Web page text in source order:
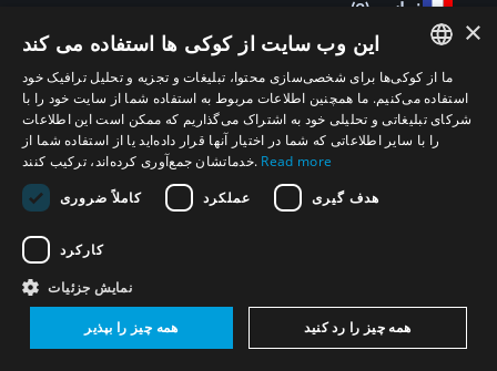
فرانسه (3)
پیمان جامع منع آزمایش‌های هسته‌ای 3
بریتانیا و ایرلند شمالی (4)
پیمان جامع منع آزمایش‌های هسته‌ای
پیمان جامع منع آزمایش‌های هسته‌ای
ENGLISH
ARABIC
× این وب سایت از کوکی ها استفاده می کند
ما از کوکی‌ها برای شخصی‌سازی محتوا، تبلیغات و تجزیه و تحلیل ترافیک خود
استفاده می‌کنیم. ما همچنین اطلاعات مربوط به استفاده شما از سایت خود را با
شرکای تبلیغاتی و تحلیلی خود به اشتراک می‌گذاریم که ممکن است این اطلاعات
را با سایر اطلاعاتی که شما در اختیار آنها قرار داده‌اید یا از استفاده شما از
خدماتشان جمع‌آوری کرده‌اند، ترکیب کنند. Read more
کاملاً ضروری
عملکرد هدف گیری
کارکرد
نمایش جزئیات
همه چیز را بپذیر همه چیز را رد کنید